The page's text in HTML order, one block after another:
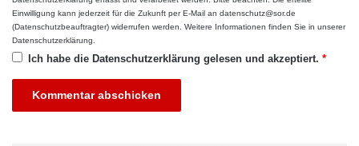
Die Kosten für eine Sendung per CoCarrier variieren je nach
Einwilligung kann jederzeit für die Zukunft per E-Mail an datenschutz@sor.de
(Datenschutzbeauftragter) widerrufen werden. Weitere Informationen finden Sie in unserer
Datenschutzerklärung
Ich habe die Datenschutzerklärung gelesen und akzeptiert. *